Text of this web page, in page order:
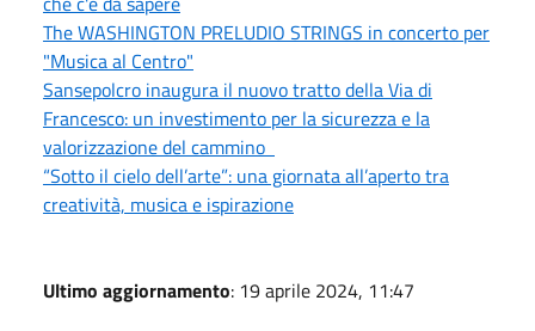
The WASHINGTON PRELUDIO STRINGS in concerto per
"Musica al Centro"
Sansepolcro inaugura il nuovo tratto della Via di
Francesco: un investimento per la sicurezza e la
valorizzazione del cammino
“Sotto il cielo dell’arte”: una giornata all’aperto tra
creatività, musica e ispirazione
Ultimo aggiornamento: 19 aprile 2024, 11:47